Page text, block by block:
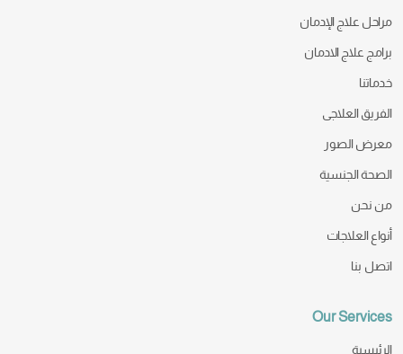
مراحل علاج الإدمان
برامج علاج الادمان
خدماتنا
الفريق العلاجى
معرض الصور
الصحة الجنسية
من نحن
أنواع العلاجات
اتصل بنا
Our Services
الرئيسية